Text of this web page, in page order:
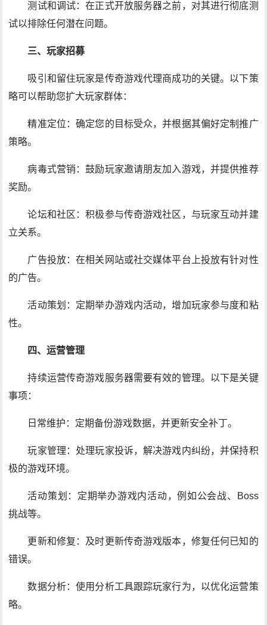
测试和调试：在正式开放服务器之前，对其进行彻底测
试以排除任何潜在问题。
三、玩家招募
吸引和留住玩家是传奇游戏代理商成功的关键。以下策
略可以帮助您扩大玩家群体：
精准定位：确定您的目标受众，并根据其偏好定制推广
策略。
病毒式营销：鼓励玩家邀请朋友加入游戏，并提供推荐
奖励。
论坛和社区：积极参与传奇游戏社区，与玩家互动并建
立关系。
广告投放：在相关网站或社交媒体平台上投放有针对性
的广告。
活动策划：定期举办游戏内活动，增加玩家参与度和粘
性。
四、运营管理
持续运营传奇游戏服务器需要有效的管理。以下是关键
事项：
日常维护：定期备份游戏数据，并更新安全补丁。
玩家管理：处理玩家投诉，解决游戏内纠纷，并保持积
极的游戏环境。
活动策划：定期举办游戏内活动，例如公会战、Boss
挑战等。
更新和修复：及时更新传奇游戏版本，修复任何已知的
错误。
数据分析：使用分析工具跟踪玩家行为，以优化运营策
略。